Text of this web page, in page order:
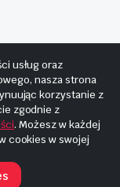
usług oraz
nasza strona
korzystanie z
zgodnie z
. Możesz w każdej
cookies w swojej